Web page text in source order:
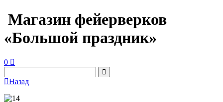
Магазин фейерверков
«Большой праздник»
0
Назад